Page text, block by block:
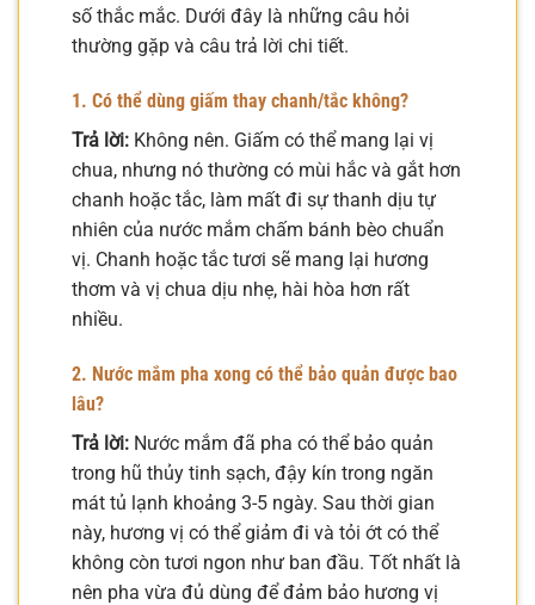
số thắc mắc. Dưới đây là những câu hỏi
thường gặp và câu trả lời chi tiết.
1. Có thể dùng giấm thay chanh/tắc không?
Trả lời: Không nên. Giấm có thể mang lại vị
chua, nhưng nó thường có mùi hắc và gắt hơn
chanh hoặc tắc, làm mất đi sự thanh dịu tự
nhiên của nước mắm chấm bánh bèo chuẩn
vị. Chanh hoặc tắc tươi sẽ mang lại hương
thơm và vị chua dịu nhẹ, hài hòa hơn rất
nhiều.
2. Nước mắm pha xong có thể bảo quản được bao
lâu?
Trả lời: Nước mắm đã pha có thể bảo quản
trong hũ thủy tinh sạch, đậy kín trong ngăn
mát tủ lạnh khoảng 3-5 ngày. Sau thời gian
này, hương vị có thể giảm đi và tỏi ớt có thể
không còn tươi ngon như ban đầu. Tốt nhất là
nên pha vừa đủ dùng để đảm bảo hương vị